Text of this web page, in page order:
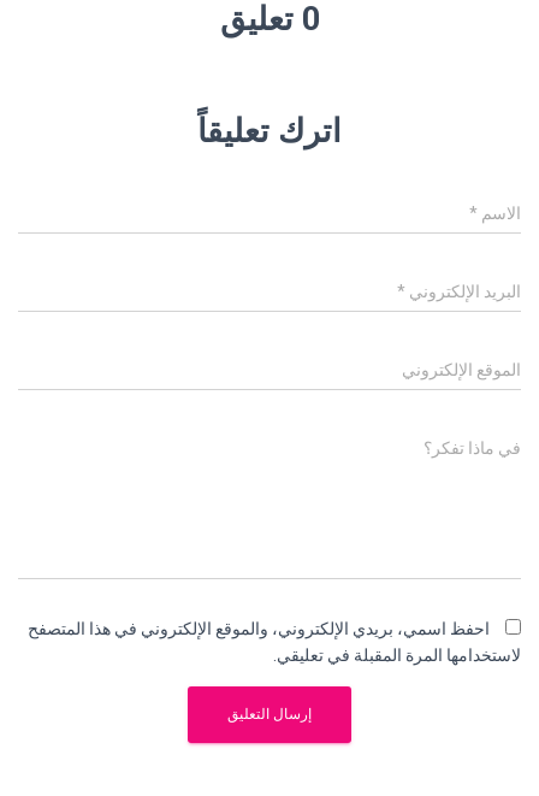
0 تعليق
اترك تعليقاً
الاسم *
البريد الإلكتروني *
الموقع الإلكتروني
في ماذا تفكر؟
احفظ اسمي، بريدي الإلكتروني، والموقع الإلكتروني في هذا المتصفح
لاستخدامها المرة المقبلة في تعليقي.